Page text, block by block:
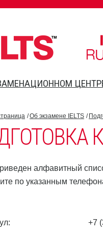
Об экзамене IELTS
алфавитный
по указанным
+7